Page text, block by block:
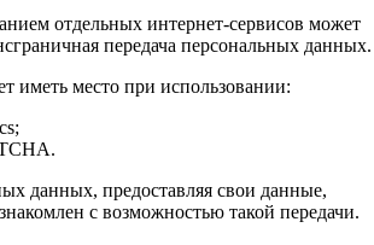
отдельных интернет-сервисов может
передача персональных данных.
иметь место при использовании:
данных, предоставляя свои данные,
с возможностью такой передачи.